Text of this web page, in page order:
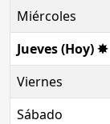
Miércoles
Jueves (Hoy) ✸
Viernes
Sábado